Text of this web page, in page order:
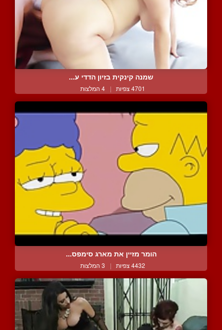
שמנה קינקית בזיון הדדי ע...
4701 צפיות | 4 המלצות
הומר מזיין את מארג סימפס...
4432 צפיות | 3 המלצות